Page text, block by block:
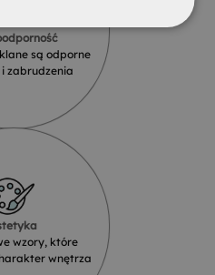
są odporne
zabrudzenia
wzory, które
wnętrza